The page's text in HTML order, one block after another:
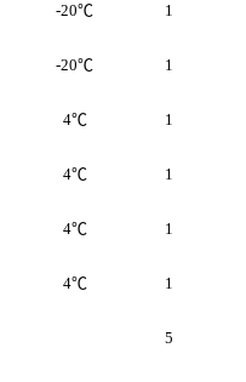
-20℃ 1
-20℃ 1
4℃ 1
4℃ 1
4℃ 1
4℃ 1
5